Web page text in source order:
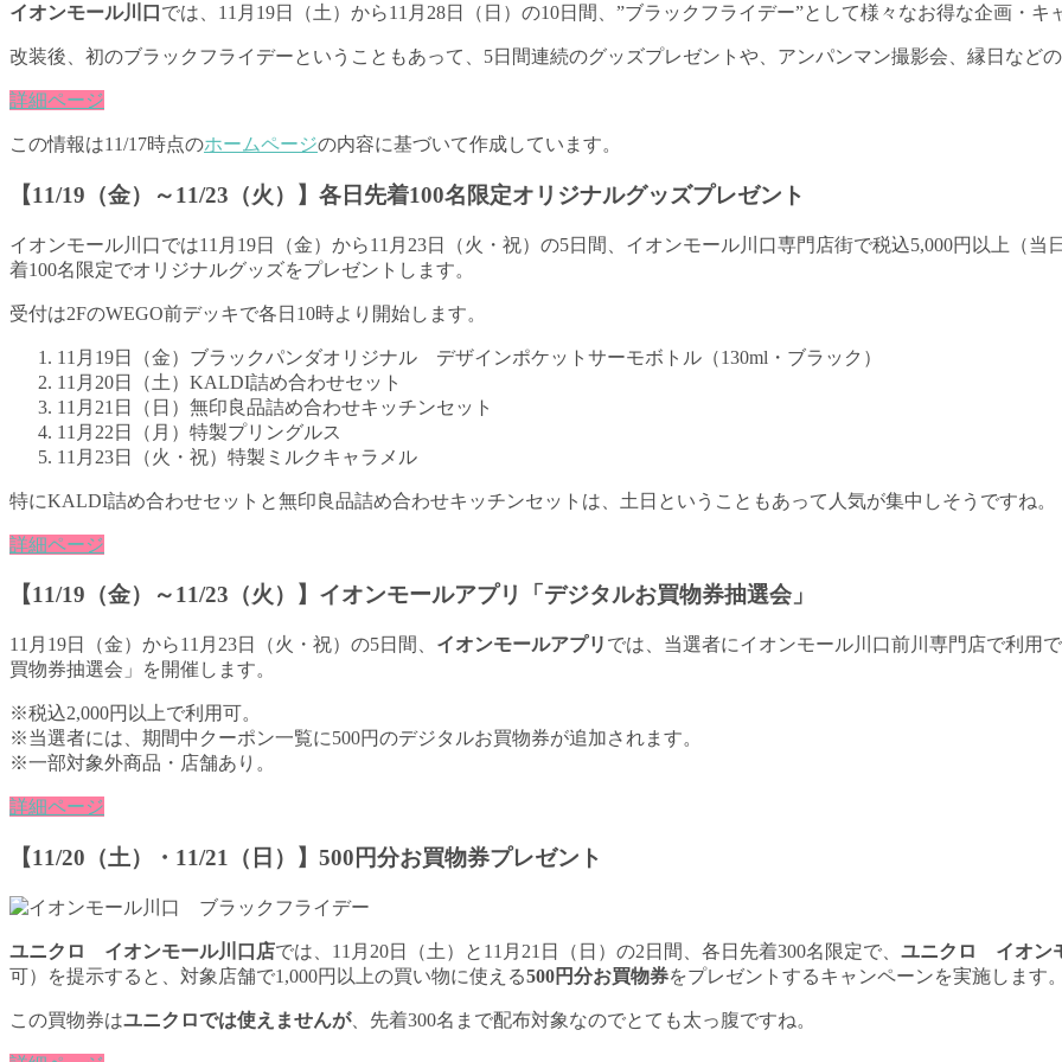
イオンモール川口 では、11月19日（土）から11月28日（日）の10日間、”ブラックフライデー”として様々なお得な企画・キ
改装後、初のブラックフライデーということもあって、5日間連続のグッズプレゼントや、アンパンマン撮影会、縁日など
詳細ページ
この情報は11/17時点のホームページの内容に基づいて作成しています。
【11/19（金）～11/23（火）】各日先着100名限定オリジナルグッズプレゼント
イオンモール川口では11月19日（金）から11月23日（火・祝）の5日間、イオンモール川口専門店街で税込5,000円以上（
着100名限定でオリジナルグッズをプレゼントします。
受付は2FのWEGO前デッキで各日10時より開始します。
11月19日（金）ブラックパンダオリジナル デザインポケットサーモボトル（130ml・ブラック）
11月20日（土）KALDI詰め合わせセット
11月21日（日）無印良品詰め合わせキッチンセット
11月22日（月）特製プリングルス
11月23日（火・祝）特製ミルクキャラメル
特にKALDI詰め合わせセットと無印良品詰め合わせキッチンセットは、土日ということもあって人気が集中しそうですね。
詳細ページ
【11/19（金）～11/23（火）】イオンモールアプリ「デジタルお買物券抽選会」
11月19日（金）から11月23日（火・祝）の5日間、 イオンモールアプリ では、当選者にイオンモール川口前川専門店で利用
買物券抽選会」を開催します。
※税込2,000円以上で利用可。
※当選者には、期間中クーポン一覧に500円のデジタルお買物券が追加されます。
※一部対象外商品・店舗あり。
詳細ページ
【11/20（土）・11/21（日）】500円分お買物券プレゼント
ユニクロ イオンモール川口店では、11月20日（土）と11月21日（日）の2日間、各日先着300名限定で、 ユニクロ イオン
可）を提示すると、対象店舗で1,000円以上の買い物に使える500円分お買物券をプレゼントするキャンペーンを実施します
この買物券はユニクロでは使えませんが、先着300名まで配布対象なのでとても太っ腹ですね。